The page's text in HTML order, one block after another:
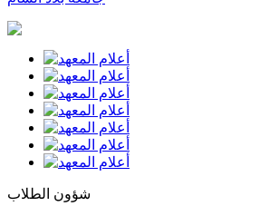
شؤون الطلاب